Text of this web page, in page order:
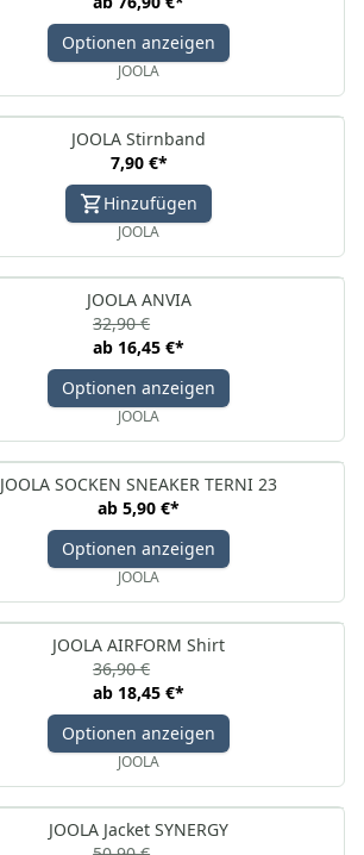
Optionen anzeigen
JOOLA
JOOLA Stirnband
7,90 €*
Hinzufügen
JOOLA
JOOLA ANVIA
ab 16,45 €*
32,90 €
Optionen anzeigen
JOOLA
JOOLA SOCKEN SNEAKER TERNI 23
ab 5,90 €*
Optionen anzeigen
JOOLA
JOOLA AIRFORM Shirt
ab 18,45 €*
36,90 €
Optionen anzeigen
JOOLA
JOOLA Jacket SYNERGY